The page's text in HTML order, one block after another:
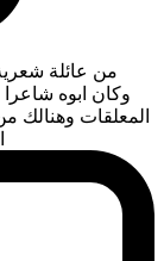
من عائلة
وكان ابوه
المعلقات وهنالك